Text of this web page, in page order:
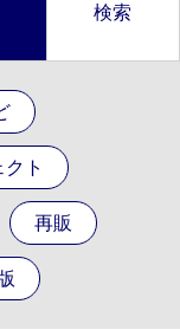
検索
ト
再販